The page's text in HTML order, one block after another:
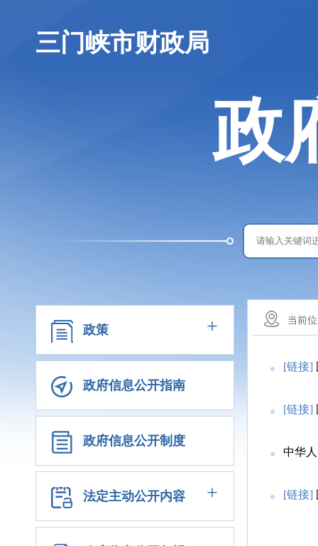
三门峡市财政局
政
政策 +
政府信息公开指南
政府信息公开制度
法定主动公开内容 +
当前
[链接]
[链接]
中华
[链接]